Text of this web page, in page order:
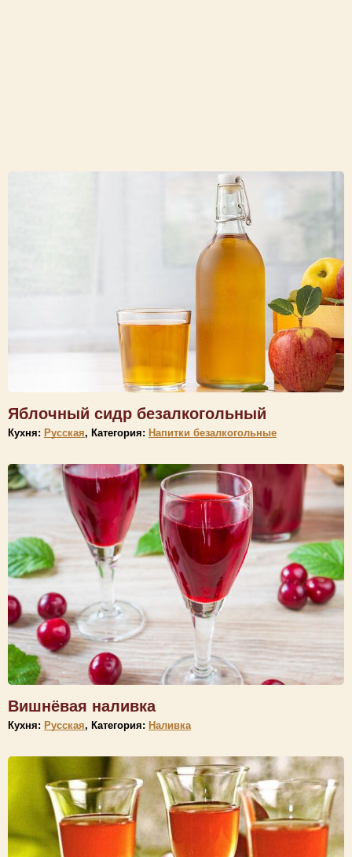
Яблочный сидр безалкогольный
Кухня: Русская, Категория: Напитки безалкогольные
Вишнёвая наливка
Кухня: Русская, Категория: Наливка